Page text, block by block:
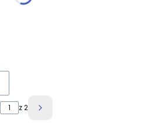
z 2 Następne produkty